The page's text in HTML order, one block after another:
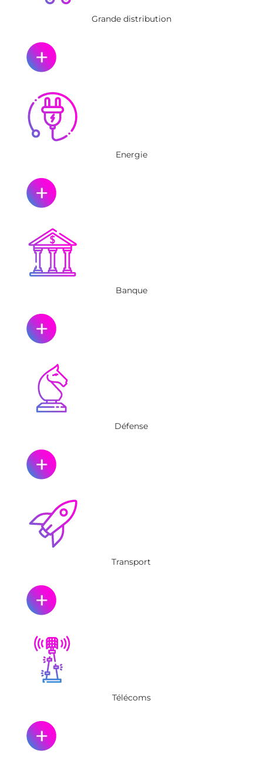
Grande distribution
Energie
Banque
Défense
Transport
Télécoms